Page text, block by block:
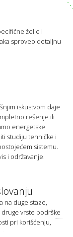
želje i
sproveo detaljnu
iskustvom daje
rešenje ili
energetske
studiju tehničke i
sistemu.
i održavanje.
na duge staze,
vrste podrške
pri korišćenju,